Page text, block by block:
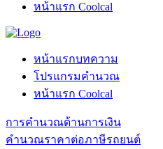
หน้าแรก Coolcal
หน้าแรกบทความ
โปรแกรมคำนวณ
หน้าแรก Coolcal
การคำนวณด้านการเงิน
คำนวณราคาต่อภาษีรถยนต์